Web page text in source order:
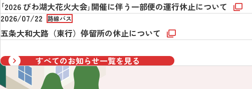
｢2026 びわ湖大花火大会｣開催に伴う一部便の運行休止について
2026/07/22
路線バス
五条大和大路（東行）停留所の休止について
すべてのお知らせ一覧を見る